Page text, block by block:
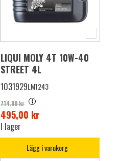
LIQUI MOLY 4T 10W-40
STREET 4L
1031929LM1243
714,00 kr i
495,00 kr
I lager
Lägg i varukorg